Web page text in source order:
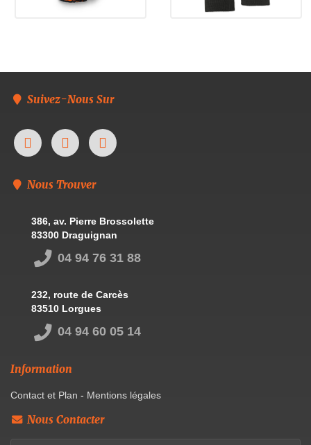
Suivez-Nous Sur
Nous Trouver
386, av. Pierre Brossolette
83300 Draguignan
04 94 76 31 88
232, route de Carcès
83510 Lorgues
04 94 60 05 14
Information
Contact et Plan - Mentions légales
Nous Contacter